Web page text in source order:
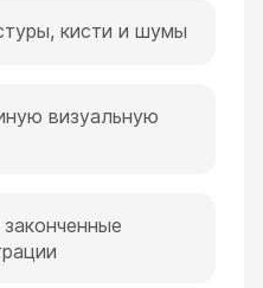
кисти и шумы
визуальную